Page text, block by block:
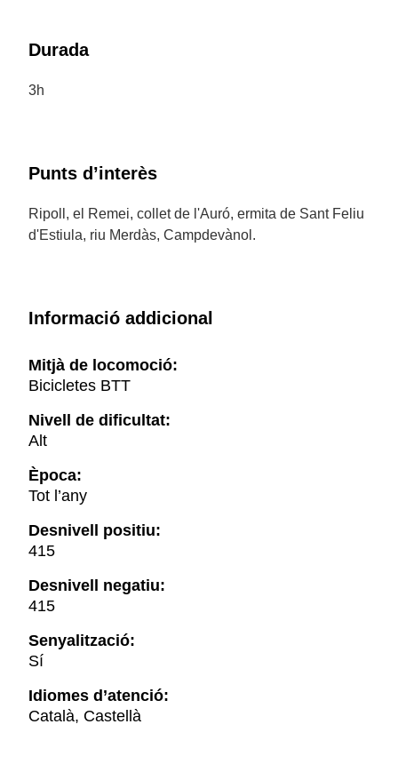
Durada
3h
Punts d’interès
Ripoll, el Remei, collet de l'Auró, ermita de Sant Feliu
d'Estiula, riu Merdàs, Campdevànol.
Informació addicional
Mitjà de locomoció:
Bicicletes BTT
Nivell de dificultat:
Alt
Època:
Tot l’any
Desnivell positiu:
415
Desnivell negatiu:
415
Senyalització:
Sí
Idiomes d’atenció:
Català, Castellà